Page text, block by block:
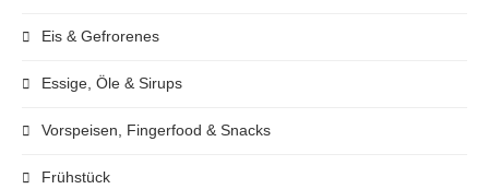
Eis & Gefrorenes
Essige, Öle & Sirups
Vorspeisen, Fingerfood & Snacks
Frühstück